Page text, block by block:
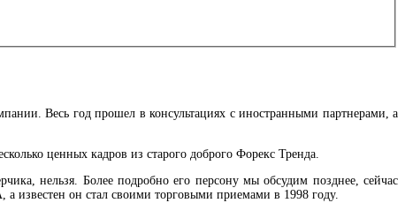
Весь год прошел в консультациях с иностранными партнерами, а
ценных кадров из старого доброго Форекс Тренда.
нельзя. Более подробно его персону мы обсудим позднее, сейчас
известен он стал своими торговыми приемами в 1998 году.